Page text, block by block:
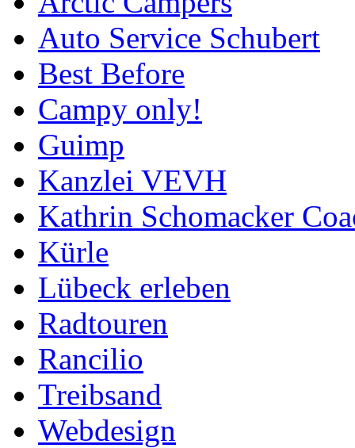
Auto Service Schubert
Best Before
Campy only!
Guimp
Kanzlei VEVH
Kathrin Schomacker
Kürle
Lübeck erleben
Radtouren
Rancilio
Treibsand
Webdesign